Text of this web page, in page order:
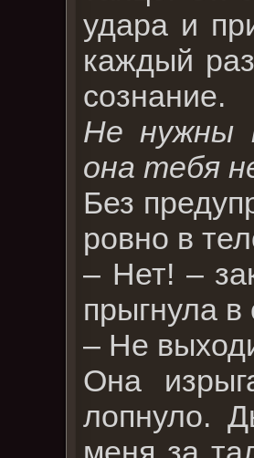
удара и
каждый
сознание.
Не нужны
она тебя
Без
ровно в
– Нет! –
прыгнула
– Не
Она
лопнуло.